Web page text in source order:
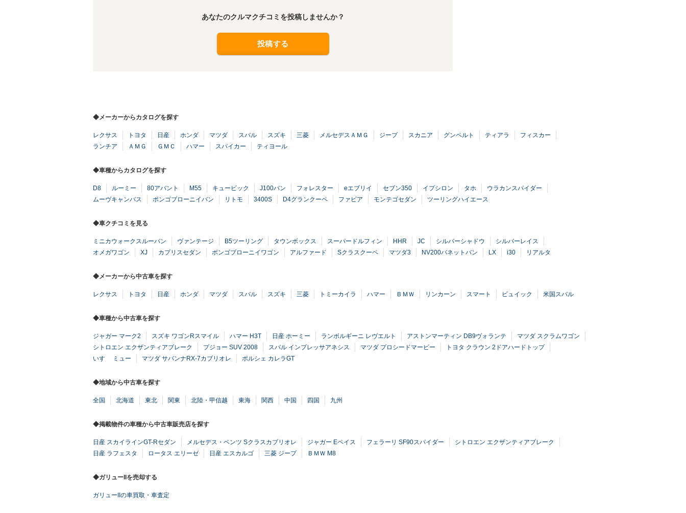
あなたのクルマクチコミを投稿しませんか？
投稿する
◆メーカーからカタログを探す
レクサス トヨタ 日産 ホンダ マツダ スバル スズキ 三菱 メルセデスＡＭＧ ジープ スカニア グンペルト ティアラ
フィスカー
ランチア
ＡＭＧ ＧＭＣ ハマー スパイカー ティヨール
◆車種からカタログを探す
D8 ルーミー 80アバント M55 キュービック J100バン フォレスター eエブリイ セブン350 イプシロン タホ
ウラカンスパイダー
ムーヴキャンバス
ボンゴブローニイバン リトモ 3400S D4グランクーペ ファビア モンテゴセダン ツーリングハイエース
◆車クチコミを見る
ミニカウォークスルーバン ヴァンテージ B5ツーリング タウンボックス スーパードルフィン HHR JC シルバーシャドウ
シルバーレイス
オメガワゴン
XJ カプリスセダン ボンゴブローニイワゴン アルファード Sクラスクーペ マツダ3 NV200バネットバン LX i30 リアルタ
◆メーカーから中古車を探す
レクサス トヨタ 日産 ホンダ マツダ スバル スズキ 三菱 トミーカイラ ハマー ＢＭＷ リンカーン スマート ビュイック 米国スバル
◆車種から中古車を探す
ジャガー マーク2 スズキ ワゴンRスマイル ハマー H3T 日産 ホーミー ランボルギーニ レヴエルト アストンマーティン DB9ヴォランテ
マツダ スクラムワゴン
シトロエン エクザンティアブレーク
プジョー SUV 2008 スバル インプレッサアネシス マツダ プロシードマービー
トヨタ クラウン 2ドアハードトップ
いすゞ ミュー
マツダ サバンナRX-7カブリオレ ポルシェ カレラGT
◆地域から中古車を探す
全国 北海道 東北 関東 北陸・甲信越 東海 関西 中国 四国 九州
◆掲載物件の車種から中古車販売店を探す
日産 スカイラインGT-Rセダン メルセデス・ベンツ Sクラスカブリオレ ジャガー Eペイス フェラーリ SF90スパイダー
シトロエン エクザンティアブレーク
日産 ラフェスタ
ロータス エリーゼ 日産 エスカルゴ 三菱 ジープ ＢＭＷ M8
◆ガリューIIを売却する
ガリューIIの車買取・車査定